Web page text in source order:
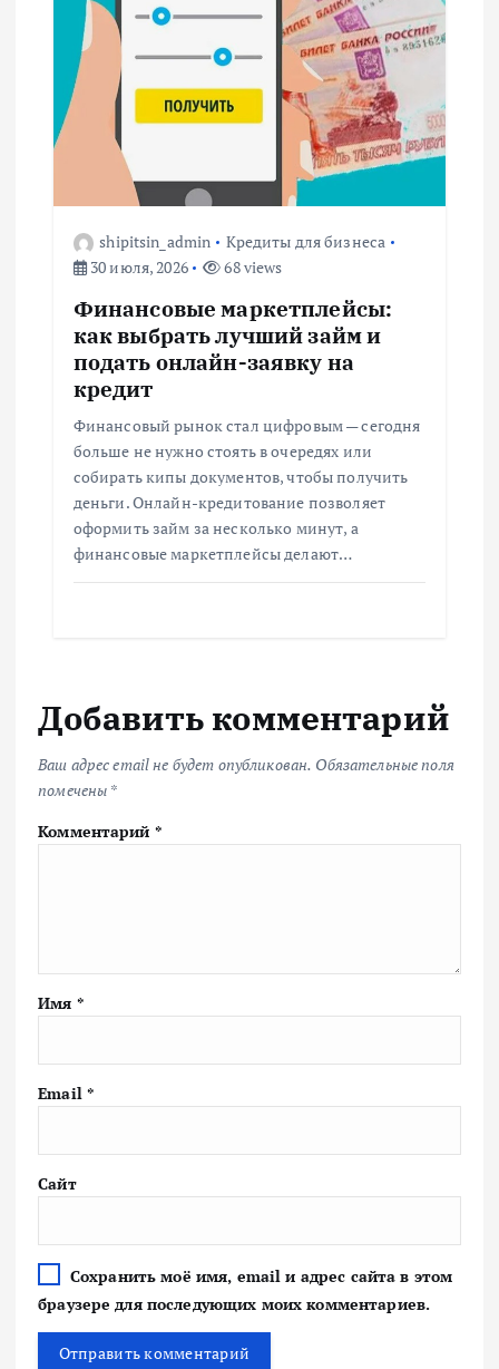
shipitsin_admin
Кредиты для бизнеса
30 июля, 2026
68 views
Финансовые маркетплейсы:
как выбрать лучший займ и
подать онлайн-заявку на
кредит
Финансовый рынок стал цифровым — сегодня
больше не нужно стоять в очередях или
собирать кипы документов, чтобы получить
деньги. Онлайн-кредитование позволяет
оформить займ за несколько минут, а
финансовые маркетплейсы делают…
Добавить комментарий
Ваш адрес email не будет опубликован. Обязательные поля
помечены *
Комментарий *
Имя *
Email *
Сайт
Сохранить моё имя, email и адрес сайта в этом
браузере для последующих моих комментариев.